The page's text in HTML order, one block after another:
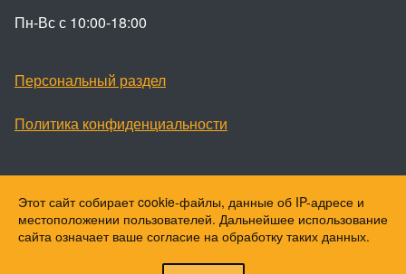
Пн-Вс с 10:00-18:00
Персональный раздел
Политика конфиденциальности
Наверх
© Ваши охранные системы, 2026
Этот сайт собирает cookie-файлы, данные об IP-адресе и
местоположении пользователей. Дальнейшее использование
сайта означает ваше согласие на обработку таких данных.